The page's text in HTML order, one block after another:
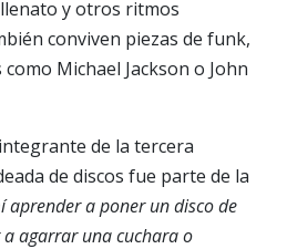
y otros ritmos
conviven piezas de funk,
Michael Jackson o John
de la tercera
de discos fue parte de la
aprender a poner un disco de
agarrar una cuchara o